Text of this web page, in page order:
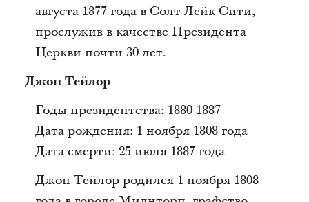
августа 1877 года в Солт-Лейк-Сити,
прослужив в качестве Президента
Церкви почти 30 лет.
Джон Тейлор
Годы президентства: 1880-1887
Дата рождения: 1 ноября 1808 года
Дата смерти: 25 июля 1887 года
Джон Тейлор родился 1 ноября 1808